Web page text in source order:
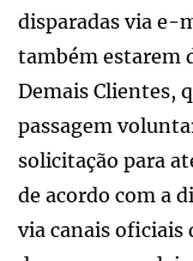
disparadas via e-
também estarem
Demais Clientes,
passagem
solicitação para
de acordo com a
via canais oficiais